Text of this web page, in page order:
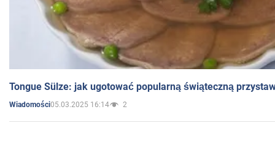
Tongue Sülze: jak ugotować popularną świąteczną
Wiadomości05.03.2025 16:14 2